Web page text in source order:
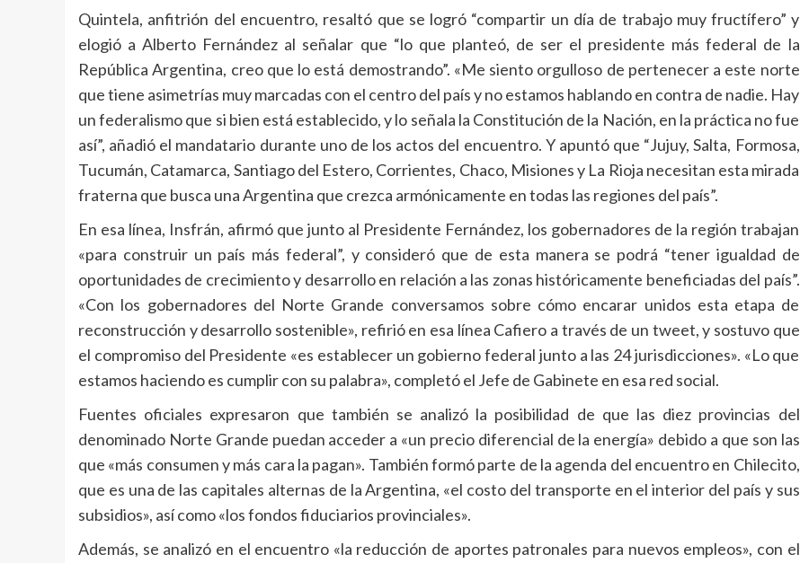
Quintela, anfitrión del encuentro, resaltó que se logró “compartir un día de trabajo muy fructífero” y
elogió a Alberto Fernández al señalar que “lo que planteó, de ser el presidente más federal de la
República Argentina, creo que lo está demostrando”. «Me siento orgulloso de pertenecer a este norte
que tiene asimetrías muy marcadas con el centro del país y no estamos hablando en contra de nadie. Hay
un federalismo que si bien está establecido, y lo señala la Constitución de la Nación, en la práctica no fue
así”, añadió el mandatario durante uno de los actos del encuentro. Y apuntó que “Jujuy, Salta, Formosa,
Tucumán, Catamarca, Santiago del Estero, Corrientes, Chaco, Misiones y La Rioja necesitan esta mirada
fraterna que busca una Argentina que crezca armónicamente en todas las regiones del país”.
En esa línea, Insfrán, afirmó que junto al Presidente Fernández, los gobernadores de la región trabajan
«para construir un país más federal”, y consideró que de esta manera se podrá “tener igualdad de
oportunidades de crecimiento y desarrollo en relación a las zonas históricamente beneficiadas del país”.
«Con los gobernadores del Norte Grande conversamos sobre cómo encarar unidos esta etapa de
reconstrucción y desarrollo sostenible», refirió en esa línea Cafiero a través de un tweet, y sostuvo que
el compromiso del Presidente «es establecer un gobierno federal junto a las 24 jurisdicciones». «Lo que
estamos haciendo es cumplir con su palabra», completó el Jefe de Gabinete en esa red social.
Fuentes oficiales expresaron que también se analizó la posibilidad de que las diez provincias del
denominado Norte Grande puedan acceder a «un precio diferencial de la energía» debido a que son las
que «más consumen y más cara la pagan». También formó parte de la agenda del encuentro en Chilecito,
que es una de las capitales alternas de la Argentina, «el costo del transporte en el interior del país y sus
subsidios», así como «los fondos fiduciarios provinciales».
Además, se analizó en el encuentro «la reducción de aportes patronales para nuevos empleos», con el